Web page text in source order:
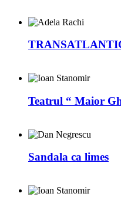
Teatrul “ Maior
Sandala ca limes